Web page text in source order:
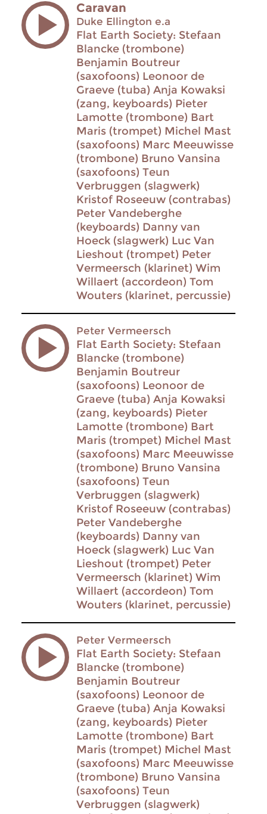
Caravan
Duke Ellington e.a
Flat Earth Society: Stefaan
Blancke (trombone)
Benjamin Boutreur
(saxofoons) Leonoor de
Graeve (tuba) Anja Kowaksi
(zang, keyboards) Pieter
Lamotte (trombone) Bart
Maris (trompet) Michel Mast
(saxofoons) Marc Meeuwisse
(trombone) Bruno Vansina
(saxofoons) Teun
Verbruggen (slagwerk)
Kristof Roseeuw (contrabas)
Peter Vandeberghe
(keyboards) Danny van
Hoeck (slagwerk) Luc Van
Lieshout (trompet) Peter
Vermeersch (klarinet) Wim
Willaert (accordeon) Tom
Wouters (klarinet, percussie)
Peter Vermeersch
Flat Earth Society: Stefaan
Blancke (trombone)
Benjamin Boutreur
(saxofoons) Leonoor de
Graeve (tuba) Anja Kowaksi
(zang, keyboards) Pieter
Lamotte (trombone) Bart
Maris (trompet) Michel Mast
(saxofoons) Marc Meeuwisse
(trombone) Bruno Vansina
(saxofoons) Teun
Verbruggen (slagwerk)
Kristof Roseeuw (contrabas)
Peter Vandeberghe
(keyboards) Danny van
Hoeck (slagwerk) Luc Van
Lieshout (trompet) Peter
Vermeersch (klarinet) Wim
Willaert (accordeon) Tom
Wouters (klarinet, percussie)
Peter Vermeersch
Flat Earth Society: Stefaan
Blancke (trombone)
Benjamin Boutreur
(saxofoons) Leonoor de
Graeve (tuba) Anja Kowaksi
(zang, keyboards) Pieter
Lamotte (trombone) Bart
Maris (trompet) Michel Mast
(saxofoons) Marc Meeuwisse
(trombone) Bruno Vansina
(saxofoons) Teun
Verbruggen (slagwerk)